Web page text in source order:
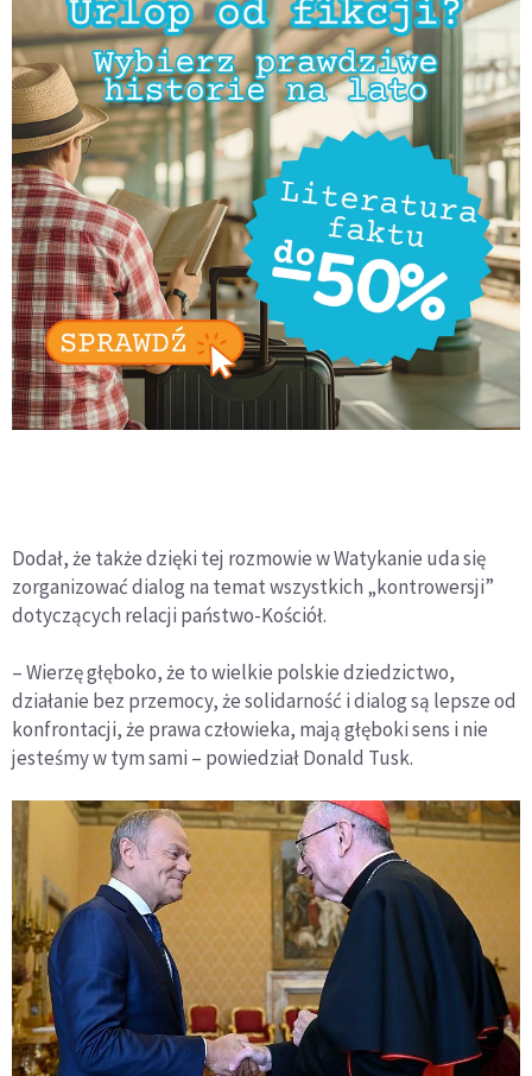
Dodał, że także dzięki tej rozmowie w Watykanie uda się
zorganizować dialog na temat wszystkich „kontrowersji”
dotyczących relacji państwo-Kościół.
– Wierzę głęboko, że to wielkie polskie dziedzictwo,
działanie bez przemocy, że solidarność i dialog są lepsze od
konfrontacji, że prawa człowieka, mają głęboki sens i nie
jesteśmy w tym sami – powiedział Donald Tusk.